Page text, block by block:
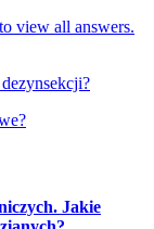
view all answers.
Jakie